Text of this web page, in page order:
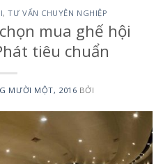
,TƯ VẤN CHUYÊN NGHIỆP
mua ghế hội
tiêu chuẩn
MƯỜI MỘT, 2016 BỞI